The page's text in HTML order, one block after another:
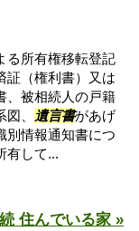
る所有権移転登記
証（権利書）又は
、被相続人の戸籍
、
遺言書があげ
別情報通知書につ
有して...
住んでいる家 »